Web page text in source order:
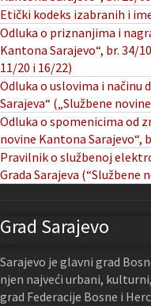
Etički kodeks izabranih i
Odluka o priznanjima i
Kantona Sarajevo“, br. 34/
11/20 i 16/22)
Odluka o uslovima i načinu
Sarajeva“ („Službene
Odluka o spomenicima od
novine Kantona Sarajevo“,
Pravilnik o službenoj
Grada Sarajeva (“Službene
Grad Sarajevo
Sarajevo je glavni grad
njen najveći urbani,
grad Federacije Bosne i